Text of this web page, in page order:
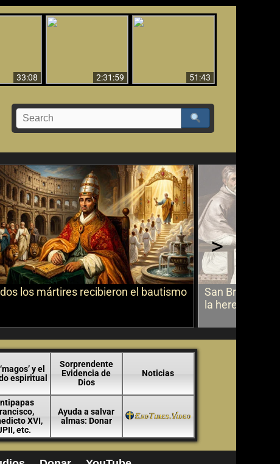
33:08 2:31:59
51:43
los mártires recibieron el bautismo
San Bruno
la herejía
>
y el
espiritual
Sorprendente
Evidencia de
Dios
Noticias
XVI,
etc.
Ayuda a salvar
almas: Donar